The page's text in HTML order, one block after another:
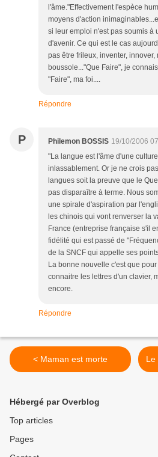
l'âme."Effectivement l'espèce
moyens d'action
si leur emploi n'est pas soumis à
d'avenir. Ce qui est le cas
pas être frileux, inventer, innover,
boussole..."Que Faire", je
"Faire", ma foi....
Répondre
P Philemon BOSSIS 19/10/2006
"La langue est l'âme d'une
inlassablement. Or je ne crois
langues soit la preuve que le
pas disparaître à terme. Nous
une spirale d'aspiration par
les chinois qui vont renverser la
France (entreprise française s'il
fidélité qui est passé de
de la SNCF qui appelle ses
La bonne nouvelle c'est que
connaitre les lettres d'un clavier,
encore.
Répondre
< Maman est morte
Hébergé par Overblog
Top articles
Pages